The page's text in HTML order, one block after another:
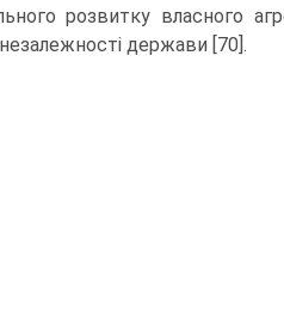
розвитку власного
держави [70].